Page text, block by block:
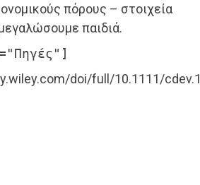
πόρους – στοιχεία
παιδιά.
doi/full/10.1111/